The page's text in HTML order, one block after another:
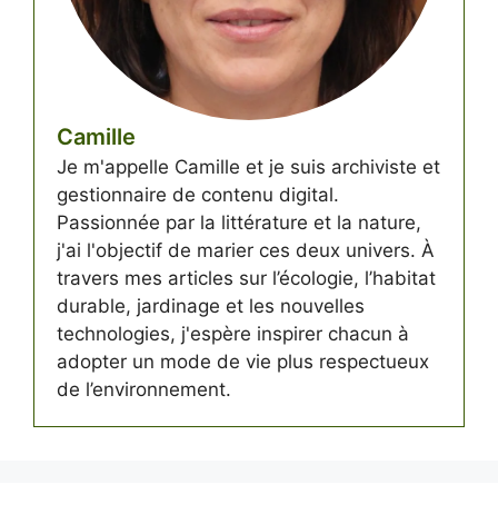
Camille
Je m'appelle Camille et je suis archiviste et
gestionnaire de contenu digital.
Passionnée par la littérature et la nature,
j'ai l'objectif de marier ces deux univers. À
travers mes articles sur l’écologie, l’habitat
durable, jardinage et les nouvelles
technologies, j'espère inspirer chacun à
adopter un mode de vie plus respectueux
de l’environnement.